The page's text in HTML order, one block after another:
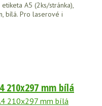
A5 (2ks/stránka),
bílá. Pro laserové i
210x297 mm bílá